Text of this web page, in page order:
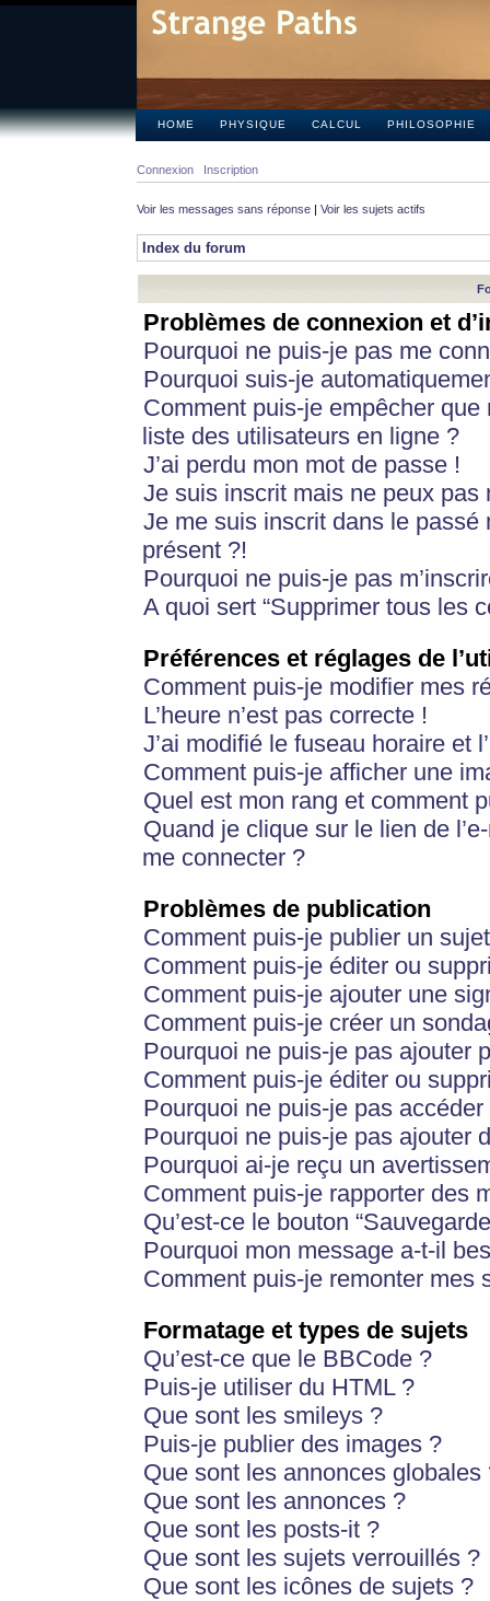
HOME PHYSIQUE CALCUL PHILOSOPHIE
Connexion Inscription
Voir les messages sans réponse | Voir les sujets actifs
Index du forum
Problèmes de connexion et
Pourquoi ne puis-je pas me
Pourquoi suis-je
Comment puis-je empêcher
liste des utilisateurs en ligne ?
J’ai perdu mon mot de passe !
Je suis inscrit mais ne peux pas
Je me suis inscrit dans le
présent ?!
Pourquoi ne puis-je pas
A quoi sert “Supprimer tous les
Préférences et réglages de
Comment puis-je modifier mes
L’heure n’est pas correcte !
J’ai modifié le fuseau horaire et
Comment puis-je afficher une
Quel est mon rang et comment
Quand je clique sur le lien de
me connecter ?
Problèmes de publication
Comment puis-je publier un
Comment puis-je éditer ou
Comment puis-je ajouter une
Comment puis-je créer un
Pourquoi ne puis-je pas ajouter
Comment puis-je éditer ou
Pourquoi ne puis-je pas
Pourquoi ne puis-je pas ajouter
Pourquoi ai-je reçu un
Comment puis-je rapporter des
Qu’est-ce le bouton
Pourquoi mon message a-t-il
Comment puis-je remonter mes
Formatage et types de sujets
Qu’est-ce que le BBCode ?
Puis-je utiliser du HTML ?
Que sont les smileys ?
Puis-je publier des images ?
Que sont les annonces globales
Que sont les annonces ?
Que sont les posts-it ?
Que sont les sujets verrouillés ?
Que sont les icônes de sujets ?